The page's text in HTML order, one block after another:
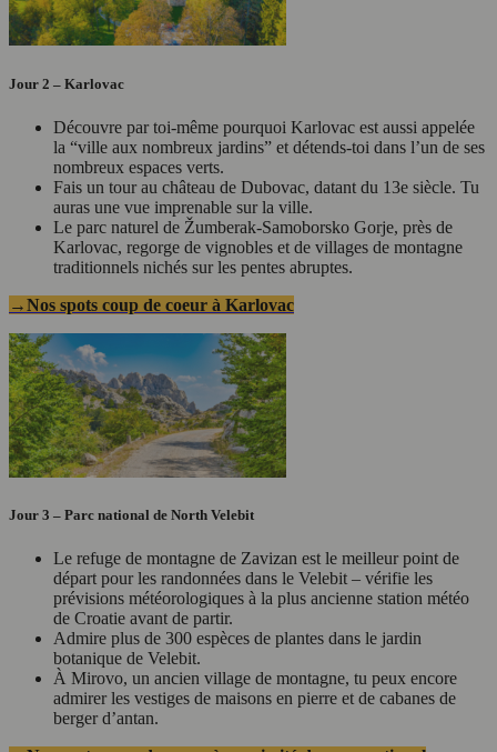
Jour 2 – Karlovac
Découvre par toi-même pourquoi Karlovac est aussi appelée
la “ville aux nombreux jardins” et détends-toi dans l’un de ses
nombreux espaces verts.
Fais un tour au château de Dubovac, datant du 13e siècle. Tu
auras une vue imprenable sur la ville.
Le parc naturel de Žumberak-Samoborsko Gorje, près de
Karlovac, regorge de vignobles et de villages de montagne
traditionnels nichés sur les pentes abruptes.
→Nos spots coup de coeur à Karlovac
Jour 3 – Parc national de North Velebit
Le refuge de montagne de Zavizan est le meilleur point de
départ pour les randonnées dans le Velebit – vérifie les
prévisions météorologiques à la plus ancienne station météo
de Croatie avant de partir.
Admire plus de 300 espèces de plantes dans le jardin
botanique de Velebit.
À Mirovo, un ancien village de montagne, tu peux encore
admirer les vestiges de maisons en pierre et de cabanes de
berger d’antan.